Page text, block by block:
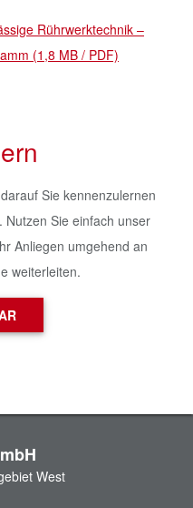
Rührwerktechnik –
(1,8 MB / PDF)
Sie kennenzulernen
Sie einfach unser
Anliegen umgehend an
weiterleiten.
West